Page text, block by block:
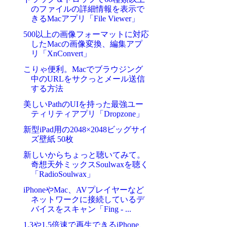
のファイルの詳細情報を表示で
きるMacアプリ「File Viewer」
500以上の画像フォーマットに対応
したMacの画像変換、編集アプ
リ「XnConvert」
こりゃ便利。Macでブラウジング
中のURLをサクっとメール送信
する方法
美しいPathのUIを持った最強ユー
ティリティアプリ「Dropzone」
新型iPad用の2048×2048ビッグサイ
ズ壁紙 50枚
新しいからちょっと聴いてみて。
奇想天外ミックスSoulwaxを聴く
「RadioSoulwax」
iPhoneやMac、AVプレイヤーなど
ネットワークに接続しているデ
バイスをスキャン「Fing - ...
1.3や1.5倍速で再生できるiPhone、